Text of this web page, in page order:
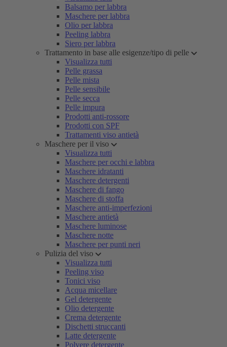
Balsamo per labbra
Maschere per labbra
Olio per labbra
Peeling labbra
Siero per labbra
Trattamento in base alle esigenze/tipo di pelle
Visualizza tutti
Pelle grassa
Pelle mista
Pelle sensibile
Pelle secca
Pelle impura
Prodotti anti-rossore
Prodotti con SPF
Trattamenti viso antietà
Maschere per il viso
Visualizza tutti
Maschere per occhi e labbra
Maschere idratanti
Maschere detergenti
Maschere di fango
Maschere di stoffa
Maschere anti-imperfezioni
Maschere antietà
Maschere luminose
Maschere notte
Maschere per punti neri
Pulizia del viso
Visualizza tutti
Peeling viso
Tonici viso
Acqua micellare
Gel detergente
Olio detergente
Crema detergente
Dischetti struccanti
Latte detergente
Polvere detergente